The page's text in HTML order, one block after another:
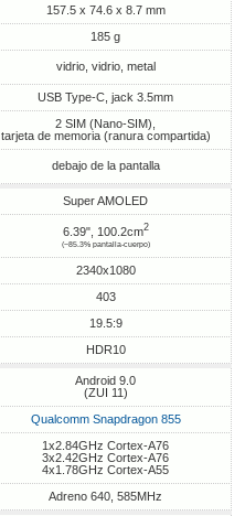
157.5 x 74.6 x 8.7 mm
185 g
vidrio, vidrio, metal
USB Type-C, jack 3.5mm
2 SIM (Nano-SIM),
tarjeta de memoria (ranura compartida)
debajo de la pantalla
Super AMOLED
6.39", 100.2cm2
(~85.3% pantalla-cuerpo)
2340x1080
403
19.5:9
HDR10
Android 9.0
(ZUI 11)
Qualcomm Snapdragon 855
1x2.84GHz Cortex-A76
3x2.42GHz Cortex-A76
4x1.78GHz Cortex-A55
Adreno 640, 585MHz